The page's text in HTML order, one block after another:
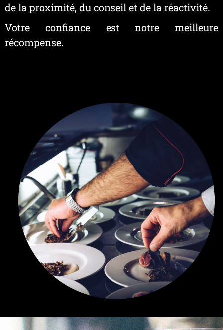
Nos offres d’emploi
COMMANDE EN LIGNE
de la proximité, du conseil et de la réactivité.
Votre confiance est notre meilleure
récompense.